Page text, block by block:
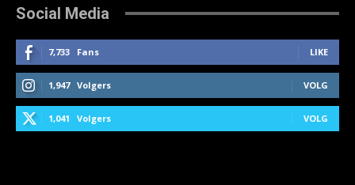
Social Media
7,733 Fans LIKE
1,947 Volgers VOLG
1,041 Volgers VOLG